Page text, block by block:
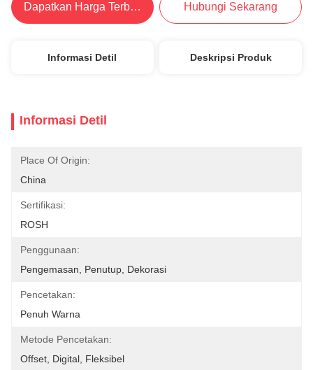
Dapatkan Harga Terbaik Hubungi Sekarang
Informasi Detil Deskripsi Produk
Informasi Detil
Place Of Origin:
China
Sertifikasi:
ROSH
Penggunaan:
Pengemasan, Penutup, Dekorasi
Pencetakan:
Penuh Warna
Metode Pencetakan:
Offset, Digital, Fleksibel